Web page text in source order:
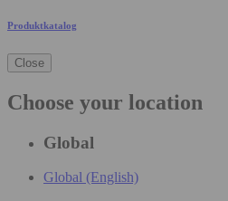
Produktkatalog
Close
Choose your location
Global
Global (English)